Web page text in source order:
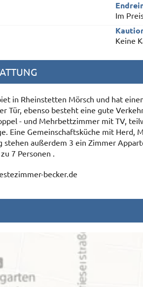
Im
Keine
in Rheinstetten Mörsch und hat
Tür, ebenso besteht eine gute
- und Mehrbettzimmer mit TV,
Eine Gemeinschaftsküche mit
außerdem 3 ein Zimmer
7 Personen .
becker.de